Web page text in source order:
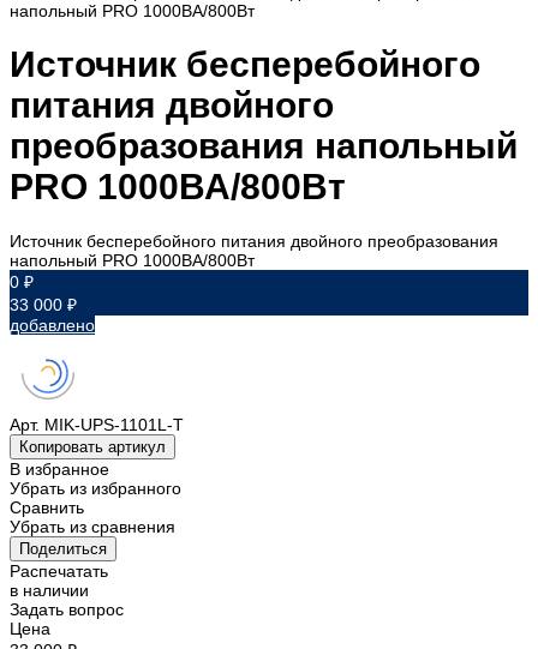
напольный PRO 1000ВА/800Вт
Источник бесперебойного
питания двойного
преобразования напольный
PRO 1000ВА/800Вт
Источник бесперебойного питания двойного преобразования
напольный PRO 1000ВА/800Вт
0 ₽
33 000 ₽
добавлено
Арт. MIK-UPS-1101L-T
Копировать артикул
В избранное
Убрать из избранного
Сравнить
Убрать из сравнения
Поделиться
Распечатать
в наличии
Задать вопрос
Цена